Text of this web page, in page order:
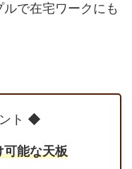
で在宅ワークにも
ト ◆
可能な天板